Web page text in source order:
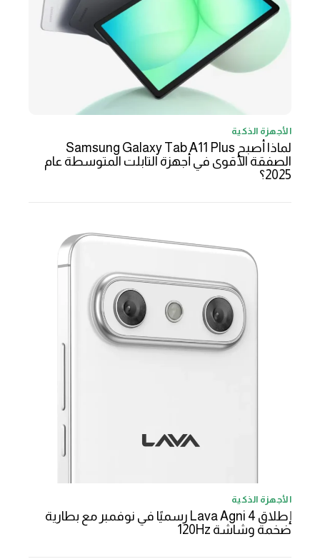
الأجهزة الذكية
لماذا أصبح Samsung Galaxy Tab A11 Plus
الصفقة الأقوى في أجهزة التابلت المتوسطة عام
2025؟
الأجهزة الذكية
إطلاق Lava Agni 4 رسميًا في نوفمبر مع بطارية
ضخمة وشاشة 120Hz